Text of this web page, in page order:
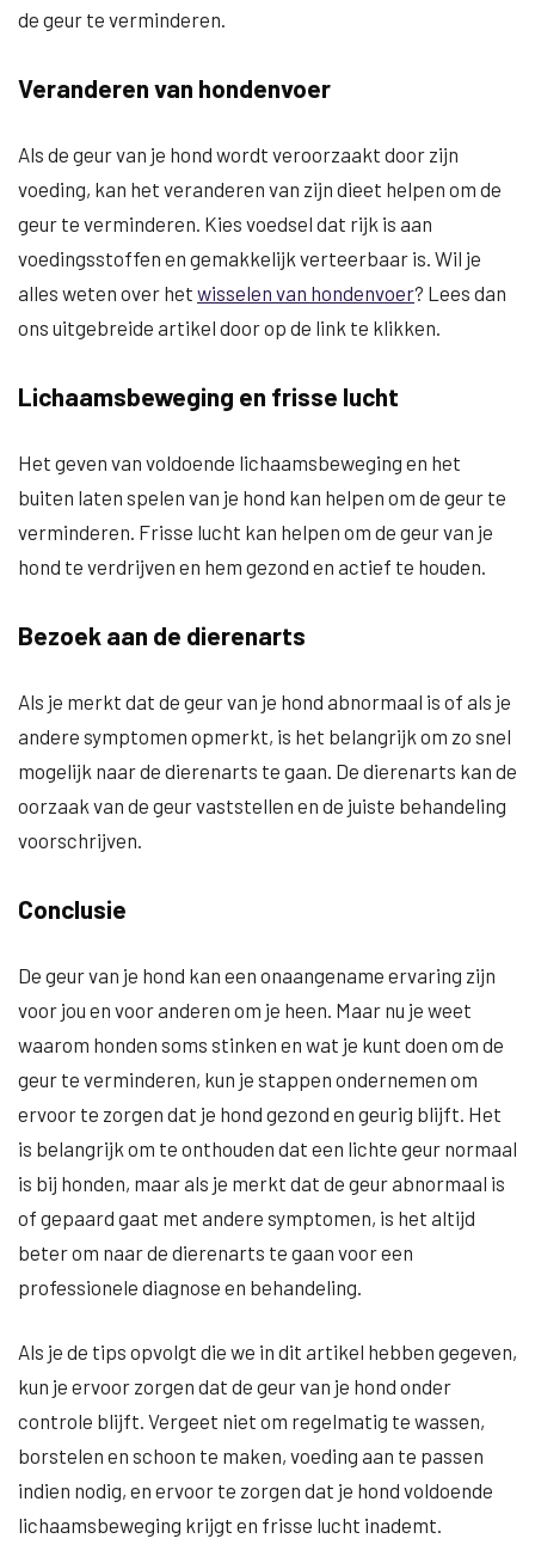
de geur te verminderen.
Veranderen van hondenvoer
Als de geur van je hond wordt veroorzaakt door zijn
voeding, kan het veranderen van zijn dieet helpen om de
geur te verminderen. Kies voedsel dat rijk is aan
voedingsstoffen en gemakkelijk verteerbaar is. Wil je
alles weten over het wisselen van hondenvoer? Lees dan
ons uitgebreide artikel door op de link te klikken.
Lichaamsbeweging en frisse lucht
Het geven van voldoende lichaamsbeweging en het
buiten laten spelen van je hond kan helpen om de geur te
verminderen. Frisse lucht kan helpen om de geur van je
hond te verdrijven en hem gezond en actief te houden.
Bezoek aan de dierenarts
Als je merkt dat de geur van je hond abnormaal is of als je
andere symptomen opmerkt, is het belangrijk om zo snel
mogelijk naar de dierenarts te gaan. De dierenarts kan de
oorzaak van de geur vaststellen en de juiste behandeling
voorschrijven.
Conclusie
De geur van je hond kan een onaangename ervaring zijn
voor jou en voor anderen om je heen. Maar nu je weet
waarom honden soms stinken en wat je kunt doen om de
geur te verminderen, kun je stappen ondernemen om
ervoor te zorgen dat je hond gezond en geurig blijft. Het
is belangrijk om te onthouden dat een lichte geur normaal
is bij honden, maar als je merkt dat de geur abnormaal is
of gepaard gaat met andere symptomen, is het altijd
beter om naar de dierenarts te gaan voor een
professionele diagnose en behandeling.
Als je de tips opvolgt die we in dit artikel hebben gegeven,
kun je ervoor zorgen dat de geur van je hond onder
controle blijft. Vergeet niet om regelmatig te wassen,
borstelen en schoon te maken, voeding aan te passen
indien nodig, en ervoor te zorgen dat je hond voldoende
lichaamsbeweging krijgt en frisse lucht inademt.